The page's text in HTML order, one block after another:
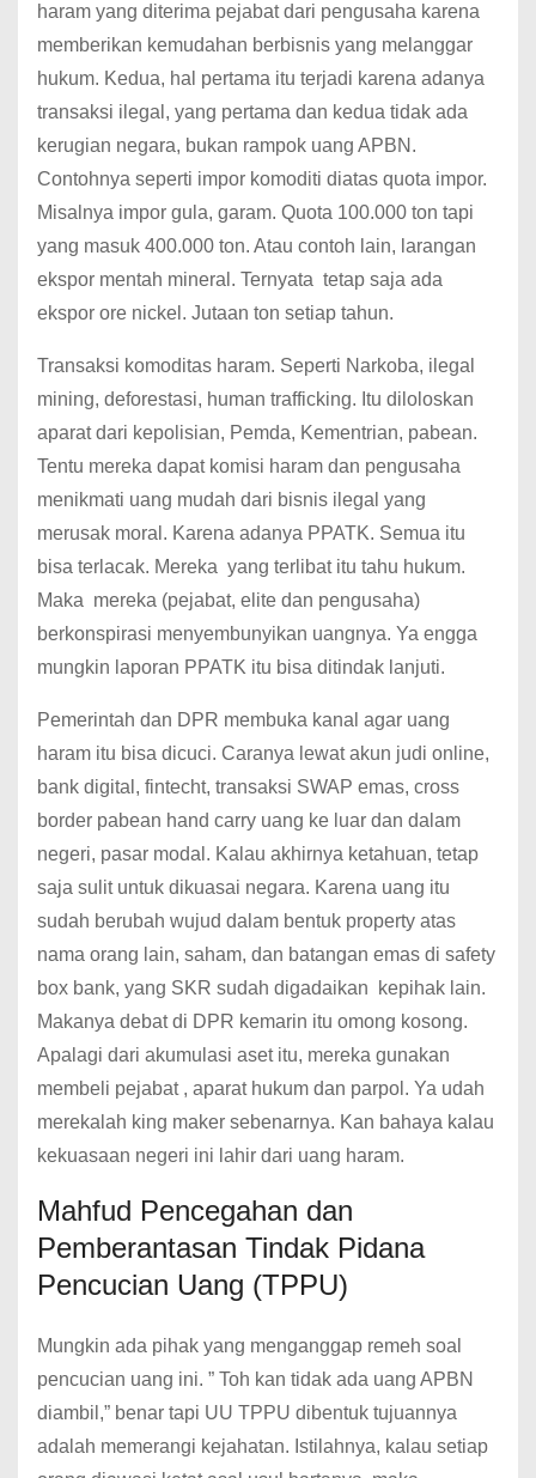
haram yang diterima pejabat dari pengusaha karena
memberikan kemudahan berbisnis yang melanggar
hukum. Kedua, hal pertama itu terjadi karena adanya
transaksi ilegal, yang pertama dan kedua tidak ada
kerugian negara, bukan rampok uang APBN.
Contohnya seperti impor komoditi diatas quota impor.
Misalnya impor gula, garam. Quota 100.000 ton tapi
yang masuk 400.000 ton. Atau contoh lain, larangan
ekspor mentah mineral. Ternyata tetap saja ada
ekspor ore nickel. Jutaan ton setiap tahun.
Transaksi komoditas haram. Seperti Narkoba, ilegal
mining, deforestasi, human trafficking. Itu diloloskan
aparat dari kepolisian, Pemda, Kementrian, pabean.
Tentu mereka dapat komisi haram dan pengusaha
menikmati uang mudah dari bisnis ilegal yang
merusak moral. Karena adanya PPATK. Semua itu
bisa terlacak. Mereka yang terlibat itu tahu hukum.
Maka mereka (pejabat, elite dan pengusaha)
berkonspirasi menyembunyikan uangnya. Ya engga
mungkin laporan PPATK itu bisa ditindak lanjuti.
Pemerintah dan DPR membuka kanal agar uang
haram itu bisa dicuci. Caranya lewat akun judi online,
bank digital, fintecht, transaksi SWAP emas, cross
border pabean hand carry uang ke luar dan dalam
negeri, pasar modal. Kalau akhirnya ketahuan, tetap
saja sulit untuk dikuasai negara. Karena uang itu
sudah berubah wujud dalam bentuk property atas
nama orang lain, saham, dan batangan emas di safety
box bank, yang SKR sudah digadaikan kepihak lain.
Makanya debat di DPR kemarin itu omong kosong.
Apalagi dari akumulasi aset itu, mereka gunakan
membeli pejabat , aparat hukum dan parpol. Ya udah
merekalah king maker sebenarnya. Kan bahaya kalau
kekuasaan negeri ini lahir dari uang haram.
Mahfud Pencegahan dan
Pemberantasan Tindak Pidana
Pencucian Uang (TPPU)
Mungkin ada pihak yang menganggap remeh soal
pencucian uang ini. ” Toh kan tidak ada uang APBN
diambil,” benar tapi UU TPPU dibentuk tujuannya
adalah memerangi kejahatan. Istilahnya, kalau setiap